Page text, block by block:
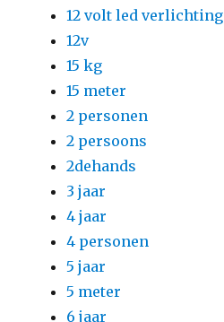
12 volt led verlichting
12v
15 kg
15 meter
2 personen
2 persoons
2dehands
3 jaar
4 jaar
4 personen
5 jaar
5 meter
6 jaar